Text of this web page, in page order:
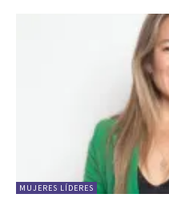
MUJERES LÍDERES